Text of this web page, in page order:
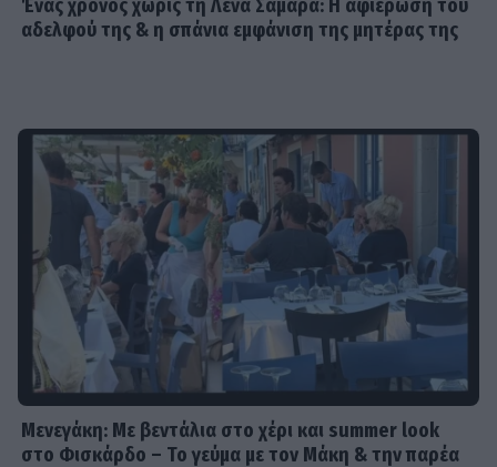
σε στέκι παράνομου τζόγου στη
Θεσσαλονίκη
SHOWBIZ
Η «άλλη» Νάουσα της Σταματίνας
Τσιμτσιλή! Παράδοση, πίστη και
ξεχωριστές στιγμές στην Πάρο
SHOWBIZ
Γιώργος Παράσχος: Το χαμόγελο
δύναμης μέσα από το νοσοκομείο –
«Πάμε για νέα θεραπεία»
SHOWBIZ
Ένας χρόνος χωρίς τη Λένα Σαμαρά: Η αφιέρωση του
αδελφού της & η σπάνια εμφάνιση της μητέρας της
Μενεγάκη: Με βεντάλια στο χέρι και summer look
στο Φισκάρδο – Το γεύμα με τον Μάκη & την παρέα